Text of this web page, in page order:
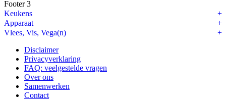
Bretonse appeltaart met spijs
Franse appeltaart met frangipane
Amerikaanse appeltaart
McDonald’s apple pie’s
Appels voor appeltaart: welke kies je?
De klassieker: Goudreinet
Footer 3
Keukens
Apparaat
Vlees, Vis, Vega(n)
Disclaimer
Privacyverklaring
FAQ: veelgestelde vragen
Over ons
Samenwerken
Contact